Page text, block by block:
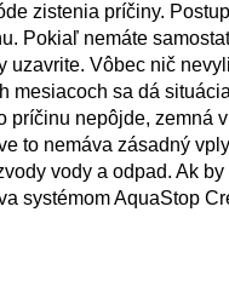
zistenia príčiny.
Pokiaľ nemáte
Vôbec nič
sa dá
príčinu nepôjde, zemná
to nemáva zásadný
vody a odpad. Ak
systémom AquaStop